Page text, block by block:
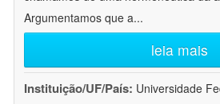
Argumentamos que a...
leia mais
Instituição/UF/País: Universidade